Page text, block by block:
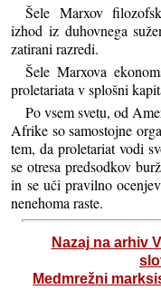
Šele Marxov
izhod iz duhovnega
zatirani razredi.
Šele Marxova
proletariata v splošni
Po vsem svetu, od
Afrike so samostojne
tem, da proletariat vodi
se otresa predsodkov
in se uči pravilno
nenehoma raste.
Nazaj na arhiv
Medmrežni